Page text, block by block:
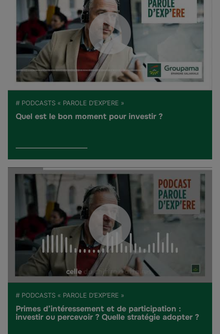
# PODCASTS « PAROLE D’EXP’ERE »
Quel est le bon moment pour investir ?
# PODCASTS « PAROLE D’EXP’ERE »
Primes d’intéressement et de participation :
investir ou percevoir ? Quelle stratégie adopter ?